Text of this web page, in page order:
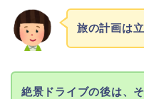
旅の計画は
絶景ドライブの後は、